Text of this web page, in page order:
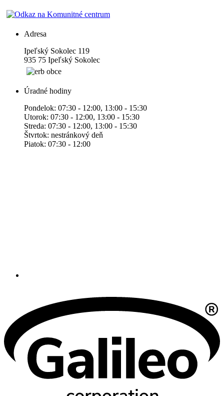
Adresa
Ipeľský Sokolec 119
935 75 Ipeľský Sokolec
Úradné hodiny
Pondelok: 07:30 - 12:00, 13:00 - 15:30
Utorok: 07:30 - 12:00, 13:00 - 15:30
Streda: 07:30 - 12:00, 13:00 - 15:30
Štvrtok: nestránkový deň
Piatok: 07:30 - 12:00